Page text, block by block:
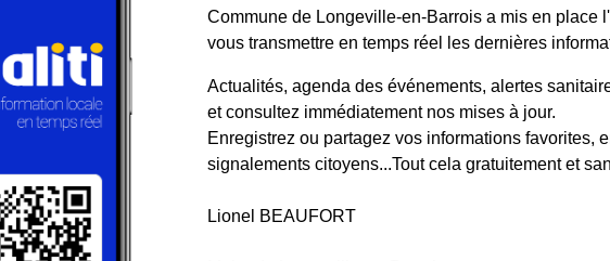
Commune de Longeville-en-Barrois a mis en place
vous transmettre en temps réel les dernières
Actualités, agenda des événements, alertes
et consultez immédiatement nos mises à jour.
Enregistrez ou partagez vos informations favorites,
signalements citoyens...Tout cela gratuitement et
Lionel BEAUFORT